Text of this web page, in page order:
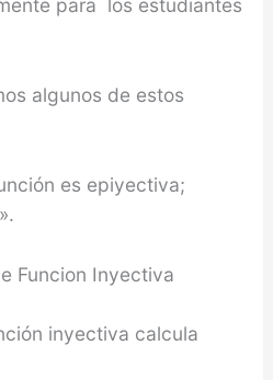
para los estudiantes
algunos de estos
es epiyectiva;
inyectiva calcula